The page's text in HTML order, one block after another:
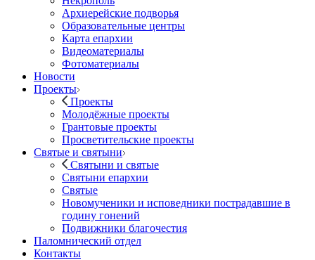
Архиерейские подворья
Образовательные центры
Карта епархии
Видеоматериалы
Фотоматериалы
Новости
Проекты
Проекты
Молодёжные проекты
Грантовые проекты
Просветительские проекты
Святые и святыни
Святыни и святые
Святыни епархии
Святые
Новомученики и исповедники пострадавшие в
годину гонений
Подвижники благочестия
Паломнический отдел
Контакты